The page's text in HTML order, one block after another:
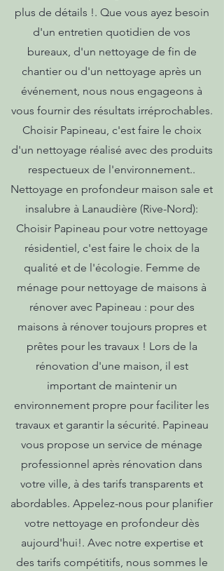
plus de détails !. Que vous ayez besoin
d'un entretien quotidien de vos
bureaux, d'un nettoyage de fin de
chantier ou d'un nettoyage après un
événement, nous nous engageons à
vous fournir des résultats irréprochables.
Choisir Papineau, c'est faire le choix
d'un nettoyage réalisé avec des produits
respectueux de l'environnement..
Nettoyage en profondeur maison sale et
insalubre à Lanaudière (Rive-Nord):
Choisir Papineau pour votre nettoyage
résidentiel, c'est faire le choix de la
qualité et de l'écologie. Femme de
ménage pour nettoyage de maisons à
rénover avec Papineau : pour des
maisons à rénover toujours propres et
prêtes pour les travaux ! Lors de la
rénovation d'une maison, il est
important de maintenir un
environnement propre pour faciliter les
travaux et garantir la sécurité. Papineau
vous propose un service de ménage
professionnel après rénovation dans
votre ville, à des tarifs transparents et
abordables. Appelez-nous pour planifier
votre nettoyage en profondeur dès
aujourd'hui!. Avec notre expertise et
des tarifs compétitifs, nous sommes le